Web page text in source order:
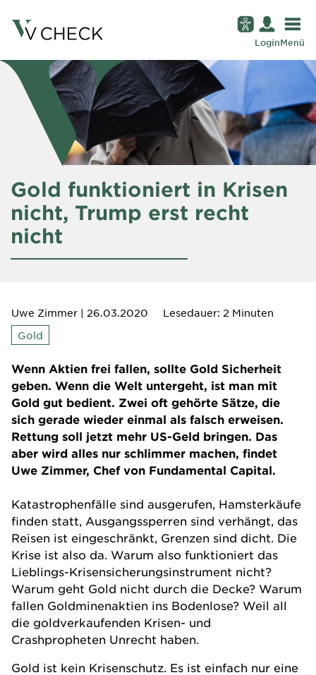
LoginMenü
Gold funktioniert in Krisen
nicht, Trump erst recht
nicht
Uwe Zimmer | 26.03.2020
Lesedauer: 2 Minuten
Gold
Wenn Aktien frei fallen, sollte Gold Sicherheit
geben. Wenn die Welt untergeht, ist man mit
Gold gut bedient. Zwei oft gehörte Sätze, die
sich gerade wieder einmal als falsch erweisen.
Rettung soll jetzt mehr US-Geld bringen. Das
aber wird alles nur schlimmer machen, findet
Uwe Zimmer, Chef von Fundamental Capital.
Katastrophenfälle sind ausgerufen, Hamsterkäufe
finden statt, Ausgangssperren sind verhängt, das
Reisen ist eingeschränkt, Grenzen sind dicht. Die
Krise ist also da. Warum also funktioniert das
Lieblings-Krisensicherungsinstrument nicht?
Warum geht Gold nicht durch die Decke? Warum
fallen Goldminenaktien ins Bodenlose? Weil all
die goldverkaufenden Krisen- und
Crashpropheten Unrecht haben.
Gold ist kein Krisenschutz. Es ist einfach nur eine